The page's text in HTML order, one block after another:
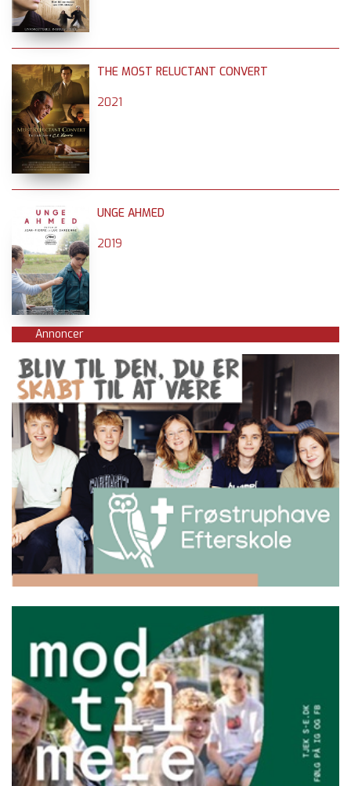
THE MOST RELUCTANT CONVERT
2021
UNGE AHMED
2019
Annoncer